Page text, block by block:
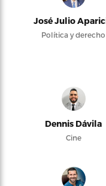
José Julio
Política y derecho
Dennis Dávila
Cine